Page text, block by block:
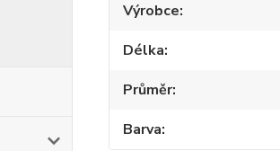
Výrobce
Délka
Průměr
Barva